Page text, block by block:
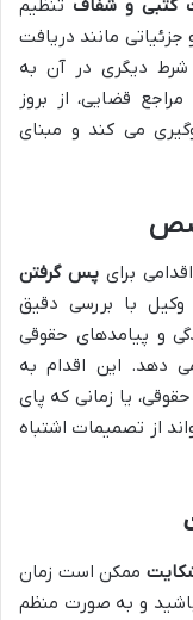
کتبی و شفاف تنظیم
مانند دریافت
شرط دیگری در آن به
قضایی، از بروز
می کند و مبنای
برایپس گرفتن
وکیل با بررسی دقیق
و پیامدهای حقوقی
دهد. این اقدام به
یا زمانی که پای
از تصمیمات اشتباه
ممکن است زمان
و به صورت منظم